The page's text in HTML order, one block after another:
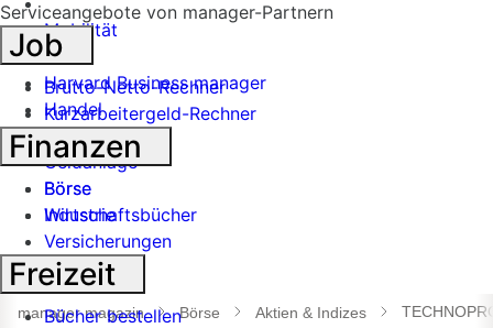
Mobilität
Tech
Harvard Business manager
Handel
Banken
Geldanlage
Börse
Industrie
Suche
öffnen
manager magazin Börse Aktien & Indizes
Serviceangebote von manager-Partnern
Job
Brutto-Netto-Rechner
Kurzarbeitergeld-Rechner
Finanzen
Börse
Wirtschaftsbücher
Versicherungen
Freizeit
Bücher bestellen